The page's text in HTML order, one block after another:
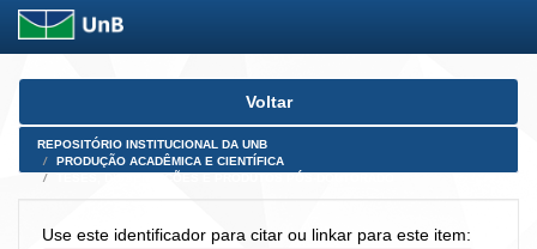
Skip
Voltar
REPOSITÓRIO INSTITUCIONAL DA UNB
PRODUÇÃO ACADÊMICA E CIENTÍFICA
Use este identificador para citar ou linkar para este item: